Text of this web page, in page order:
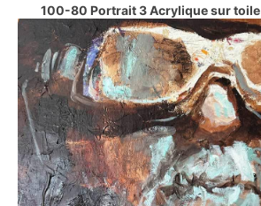
100-80 Portrait 3 Acrylique sur toile